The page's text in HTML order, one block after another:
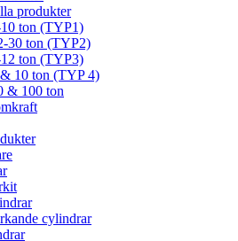
produkter
ton (TYP1)
30 ton (TYP2)
ton (TYP3)
10 ton (TYP 4)
& 100 ton
cylindrar